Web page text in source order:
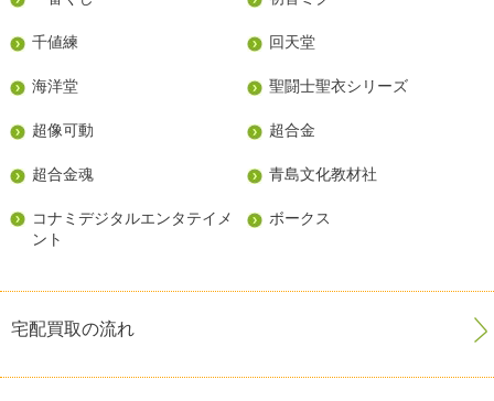
千値練 回天堂
海洋堂 聖闘士聖衣シリーズ
超像可動 超合金
超合金魂 青島文化教材社
コナミデジタルエンタテイメ
ント
ボークス
宅配買取の流れ